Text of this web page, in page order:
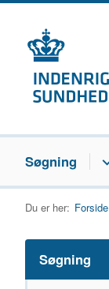
Søgning
Du er her: Forside
Søgning